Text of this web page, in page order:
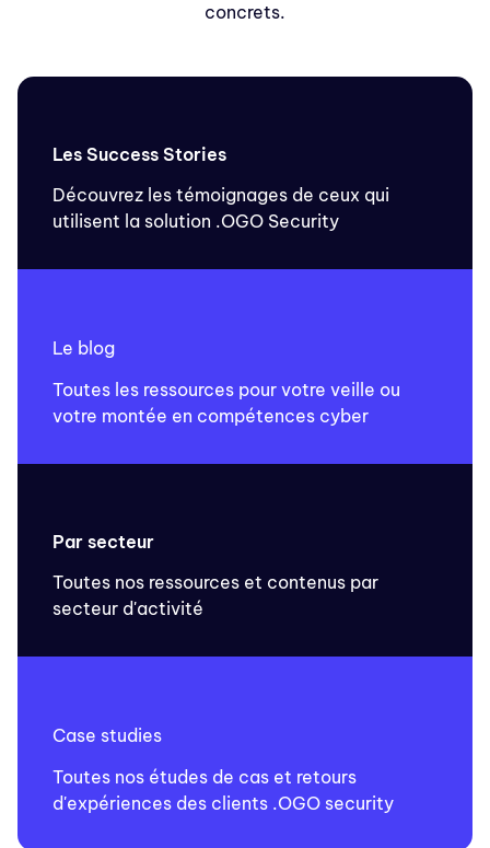
concrets.
Les Success Stories
Découvrez les témoignages de ceux qui
utilisent la solution .OGO Security
Le blog
Toutes les ressources pour votre veille ou
votre montée en compétences cyber
Par secteur
Toutes nos ressources et contenus par
secteur d'activité
Case studies
Toutes nos études de cas et retours
d'expériences des clients .OGO security